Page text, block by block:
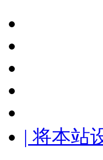
| 将本站